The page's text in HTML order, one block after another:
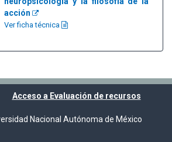
acción
Ver ficha técnica
Acceso a Evaluación de recursos
Nacional Autónoma de México